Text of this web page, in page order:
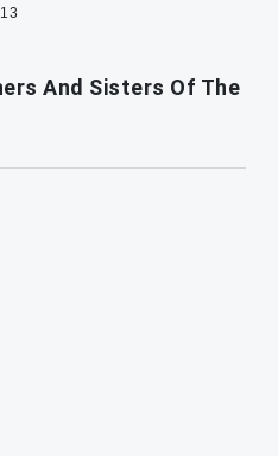
And Sisters Of The